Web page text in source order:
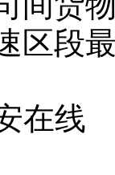
区段
在线